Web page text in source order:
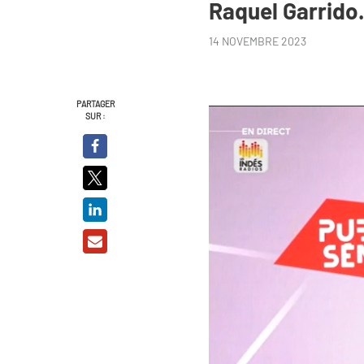
Raquel
14 NOVEMBRE 2023
PARTAGER
SUR :